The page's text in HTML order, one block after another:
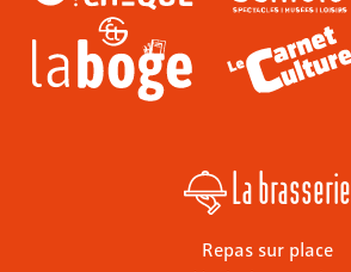
La brasserie
Repas sur place